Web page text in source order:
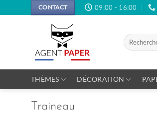
au
CONTACT 09:00 - 16:00
Recherche
pour :
THÈMES DÉCORATION
Traineau